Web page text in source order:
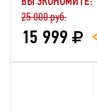
25 000 руб.
15 999